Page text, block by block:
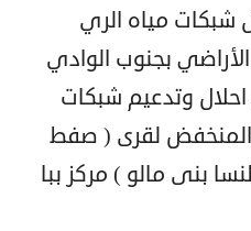
شبكات مياه الري
بجنوب الوادي
وتدعيم شبكات
لقرى ( صفط
بنى مالو ) مركز ببا